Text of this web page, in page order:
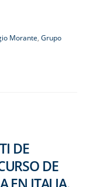
Morante Grupo
DE
DE